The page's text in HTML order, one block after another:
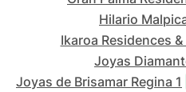
Hilario
Ikaroa Residences
Joyas
Joyas de Brisamar Regina 1